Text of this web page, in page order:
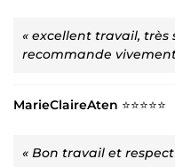
« excellent travail,
recommande
MarieClaireAten ⭐⭐⭐⭐⭐
« Bon travail et respect